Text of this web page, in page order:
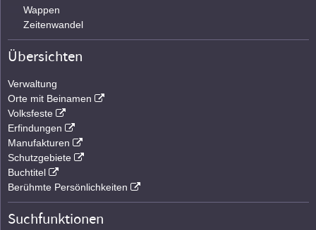
Wappen
Zeitenwandel
Übersichten
Verwaltung
Orte mit Beinamen
Volksfeste
Erfindungen
Manufakturen
Schutzgebiete
Buchtitel
Berühmte Persönlichkeiten
Suchfunktionen